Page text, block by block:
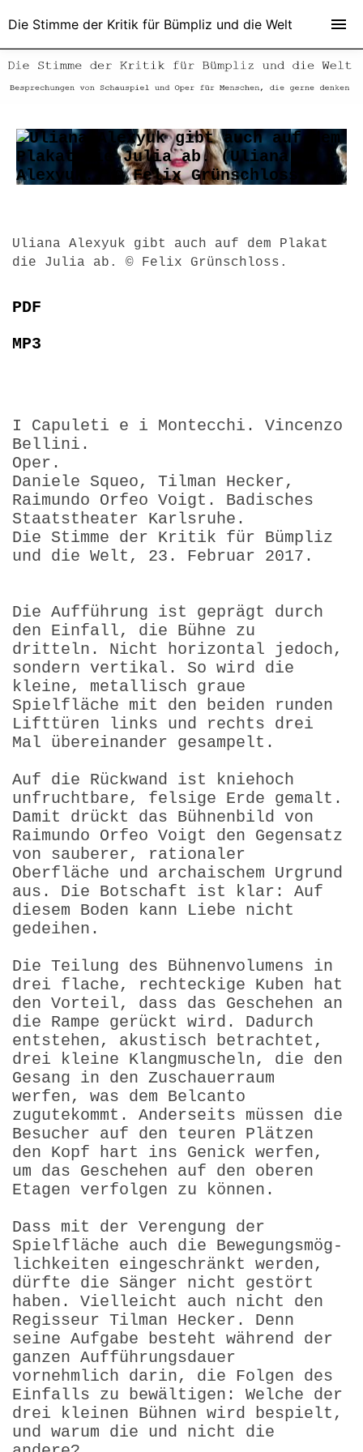
Uliana Alexyuk gibt auch auf dem Plakat
die Julia ab.
© Felix Grünschloss.
PDF
MP3
I Capuleti e i Montecchi. Vincenzo
Bellini.
Oper.
Daniele Squeo, Tilman Hecker,
Raimundo Orfeo Voigt. Badisches
Staatstheater Karlsruhe.
Die Stimme der Kritik für Bümpliz
und die Welt, 23. Februar 2017.
Die Aufführung ist geprägt durch
den Einfall, die Bühne zu
dritteln. Nicht horizontal jedoch,
sondern vertikal. So wird die
kleine, metallisch graue
Spielfläche mit den beiden runden
Lifttüren links und rechts drei
Mal übereinander gesampelt.
Auf die Rückwand ist kniehoch
unfruchtbare, felsige Erde gemalt.
Damit drückt das Bühnenbild von
Raimundo Orfeo Voigt den Gegensatz
von sauberer, rationaler
Oberfläche und archaischem Urgrund
aus. Die Botschaft ist klar: Auf
diesem Boden kann Liebe nicht
gedeihen.
Die Teilung des Bühnenvolumens in
drei flache, rechteckige Kuben hat
den Vorteil, dass das Geschehen an
die Rampe gerückt wird. Dadurch
entstehen, akustisch betrachtet,
drei kleine Klangmuscheln, die den
Gesang in den Zuschauerraum
werfen, was dem Belcanto
zugutekommt. Anderseits müssen die
Besucher auf den teuren Plätzen
den Kopf hart ins Genick werfen,
um das Geschehen auf den oberen
Etagen verfolgen zu können.
Dass mit der Verengung der
Spielfläche auch die Bewegungsmög­
lichkeiten eingeschränkt werden,
dürfte die Sänger nicht gestört
haben. Vielleicht auch nicht den
Regisseur Tilman Hecker. Denn
seine Aufgabe besteht während der
ganzen Aufführungsdauer
vornehmlich darin, die Folgen des
Einfalls zu bewältigen: Welche der
drei kleinen Bühnen wird bespielt,
und warum die und nicht die
Die Stimme der Kritik für Bümpliz und die Welt